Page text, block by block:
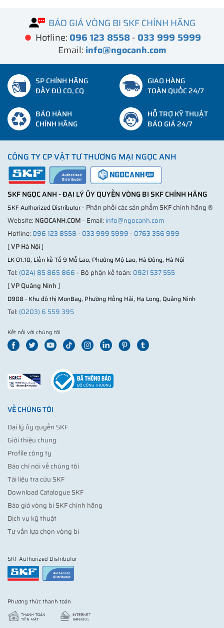
BÁO GIÁ VÒNG BI SKF CHÍNH HÃNG
Hotline: 096 123 8558- 033 999 5999
Email: info@ngocanh.com
SP CHÍNH HÃNG
ĐẦY ĐỦ CO, CQ
GIAO HÀNG
TOÀN QUỐC 24/7
BẢO HÀNH
CHÍNH HÃNG
HỖ TRỢ KỸ THUẬT
BÁO GIÁ 24/7
CÔNG TY CP VẬT TƯ THƯƠNG MẠI NGỌC ANH
SKF NGỌC ANH - ĐẠI LÝ ỦY QUYỀN VÒNG BI SKF CHÍNH HÃNG
SKF Authorized Distributor- Phân phối các sản phẩm SKF chính hãng ®
Website: NGOCANH.COM- Email: info@ngocanh.com
Hotline: 096 123 8558- 033 999 5999- 0763 356 999
[VP Hà Nội]
LK 01.10, Liền kề Tổ 9 Mỗ Lao, Phường Mộ Lao, Hà Đông, Hà Nội
Tel: (024) 85 865 866- Bộ phận kế toán: 0921 537 555
[VP Quảng Ninh]
D908 - Khu đô thị MonBay, Phường Hồng Hải, Hạ Long, Quảng Ninh
Tel: (0203) 6 559 395
Kết nối với chúng tôi
VỀ CHÚNG TÔI
Đại lý ủy quyền SKF
Giới thiệu chung
Profile công ty
Báo chí nói về chúng tôi
Tài liệu tra cứu SKF
Download Catalogue SKF
Báo giá vòng bi SKF chính hãng
Dịch vụ kỹ thuật
Tư vấn lựa chọn vòng bi
SKF Authorized Distributor
Phương thức thanh toán